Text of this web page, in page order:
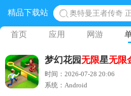
精品下载站
奥特曼王者传奇
地铁跑酷体验服
网易光遇手游正
黎明觉醒生机腾
蛋仔派对下载 蛋
首页 应用 网游
梦幻花园无限星无限
时间：2026-07-28 20:06
系统：Android